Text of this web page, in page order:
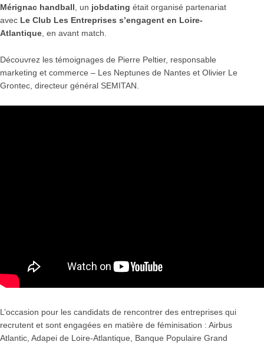
Mérignac handball, un jobdating était organisé partenariat
avec Le Club Les Entreprises s’engagent en Loire-
Atlantique, en avant match.
Découvrez les témoignages de Pierre Peltier, responsable
marketing et commerce – Les Neptunes de Nantes et Olivier Le
Grontec, directeur général SEMITAN.
L’occasion pour les candidats de rencontrer des entreprises qui
recrutent et sont engagées en matière de féminisation : Airbus
Atlantic, Adapei de Loire-Atlantique, Banque Populaire Grand